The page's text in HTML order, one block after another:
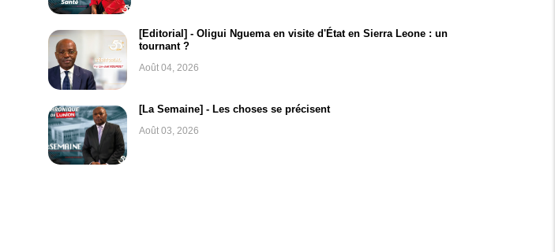
[Editorial] - Oligui Nguema en visite d'État en Sierra Leone : un
tournant ?
Août 04, 2026
[La Semaine] - Les choses se précisent
Août 03, 2026